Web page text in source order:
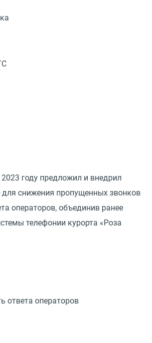
2023 году предложил и внедрил
для снижения пропущенных звонков
операторов, объединив ранее
телефонии курорта «Роза
ответа операторов